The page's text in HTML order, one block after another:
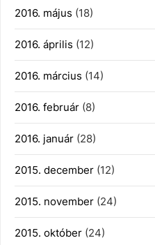
2016. május (18)
2016. április (12)
2016. március (14)
2016. február (8)
2016. január (28)
2015. december (12)
2015. november (24)
2015. október (24)